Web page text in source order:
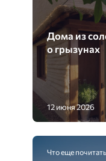
Дома из
о грызунах
12 июня 2026
Что еще почитать